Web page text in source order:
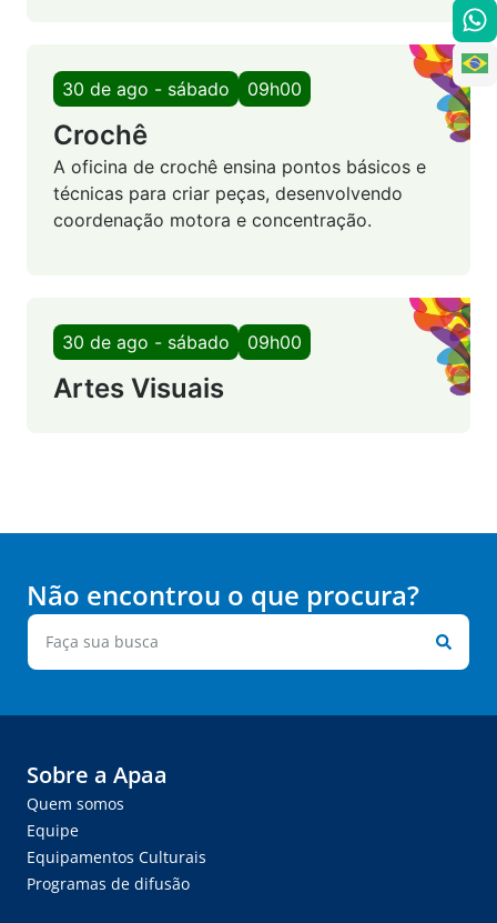
30 de ago - sábado 09h00
Crochê
A oficina de crochê ensina pontos básicos e
técnicas para criar peças, desenvolvendo
coordenação motora e concentração.
30 de ago - sábado 09h00
Artes Visuais
Não encontrou o que procura?
Sobre a Apaa
Quem somos
Equipe
Equipamentos Culturais
Programas de difusão